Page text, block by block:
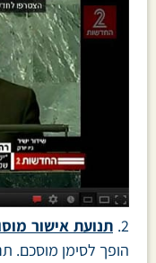
2. תנועת אישור
הופך לסימן מוסכם.